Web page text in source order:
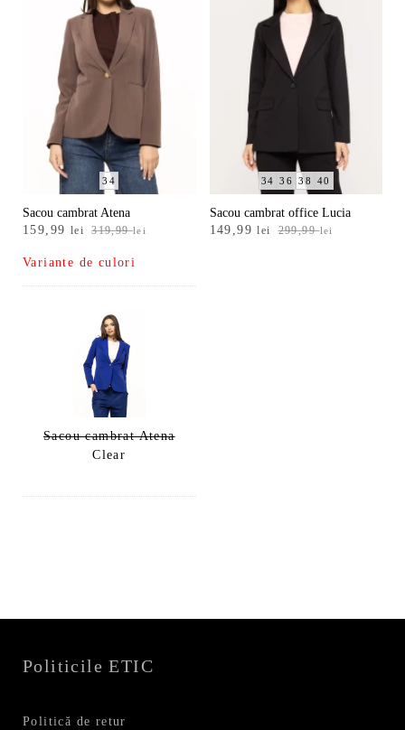
34
Sacou cambrat Atena
319,99lei
Prețul
a
fost:
159,99 lei
Prețul
este:
159,99 lei.
Variante de culori
Sacou cambrat Atena
Clear
34 36 38 40
Sacou cambrat office Lucia
299,99lei
Prețul
149,99lei
Prețul
Politicile ETIC
Politică de retur